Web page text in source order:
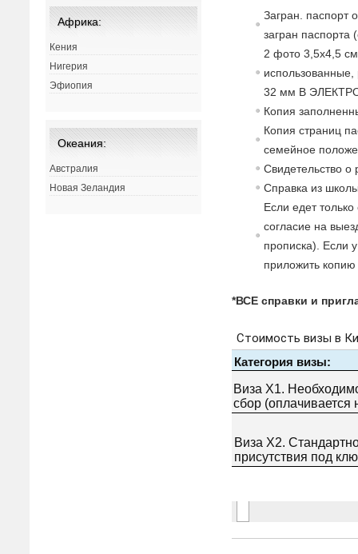
Загран. паспорт
загран
2 фото 3,5х4,5
32 мм В
Копия
Копия страниц
семейное
Свидетельство
Справка из
Если едет
согласие на
прописка). Если
приложить
*ВСЕ справки и
Африка:
Кения
Нигерия
Эфиопия
Океания:
Австралия
Новая Зеландия